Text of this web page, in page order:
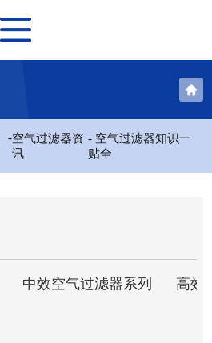
-空气过滤器资
讯
- 空气过滤器知识一
贴全
中效空气过滤器系列 高效